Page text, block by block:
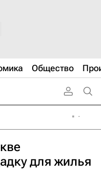
Общество
для жилья